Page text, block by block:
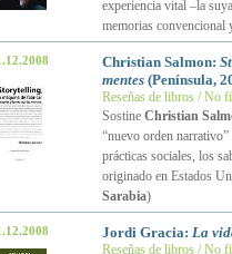
experiencia vital –la
memorias convencional
Christian Salmon:
mentes(Península,
Reseñas de libros / No
Sostine Christian
“nuevo orden
prácticas sociales, los
originado en Estados
Sarabia)
Jordi Gracia: La
Reseñas de libros / No